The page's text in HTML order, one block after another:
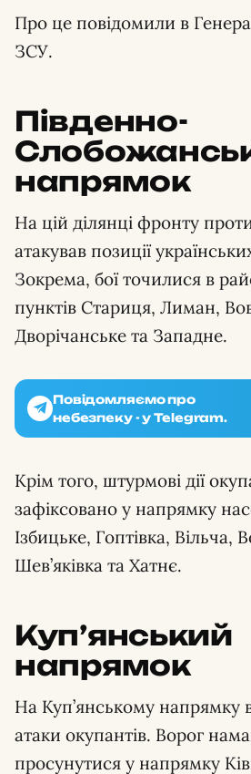
Про це повідомили в
ЗСУ.
Південно-
напрямок
На цій ділянці фронту
атакував позиції
Зокрема, бої точилися в
пунктів Стариця, Лиман,
Дворічанське та Западне.
Повідомляємо про
небезпеку - у Telegram.
Крім того, штурмові дії
зафіксовано у напрямку
Ізбицьке, Гоптівка, Вільча,
Шев’яківка та Хатнє.
Куп’янський
напрямок
На Куп’янському напрямку
атаки окупантів. Ворог
просунутися у напрямку